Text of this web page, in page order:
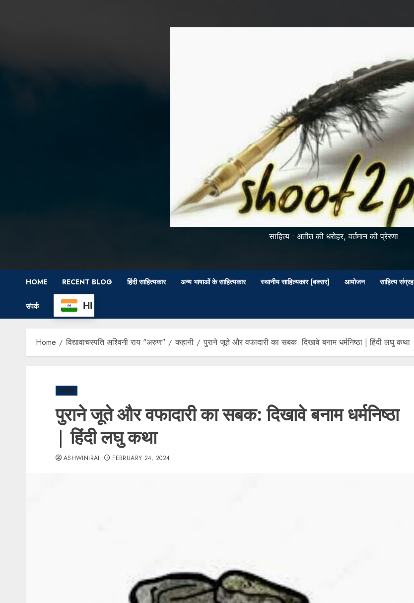
साहित्य : अतीत की धरोहर, वर्तमान की प्रेरणा
HOME RECENT BLOG हिंदी साहित्यकार अन्य भाषाओं के साहित्यकार स्थानीय साहित्यकार (बक्सर) आयोजन साहित्य संग्रह
संपर्क HI
Home विद्यावाचस्पति अश्विनी राय "अरुण" कहानी पुराने जूते और वफादारी का सबक: दिखावे बनाम धर्मनिष्ठा | हिंदी लघु कथा
कहानी
पुराने जूते और वफादारी का सबक: दिखावे बनाम धर्मनिष्ठा
| हिंदी लघु कथा
ASHWINIRAI FEBRUARY 24, 2024